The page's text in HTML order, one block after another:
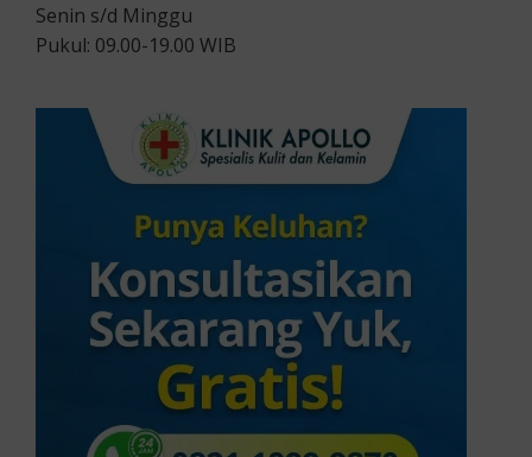
Senin s/d Minggu
Pukul: 09.00-19.00 WIB